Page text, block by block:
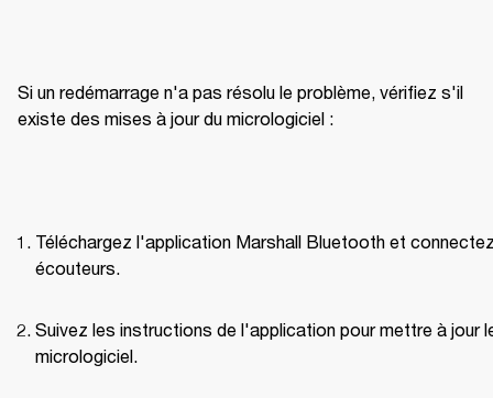
Si un redémarrage n'a pas résolu le problème, vérifiez s'il
existe des mises à jour du micrologiciel :
Téléchargez l'application Marshall Bluetooth et
écouteurs.
Suivez les instructions de l'application pour mettre à jour
micrologiciel.